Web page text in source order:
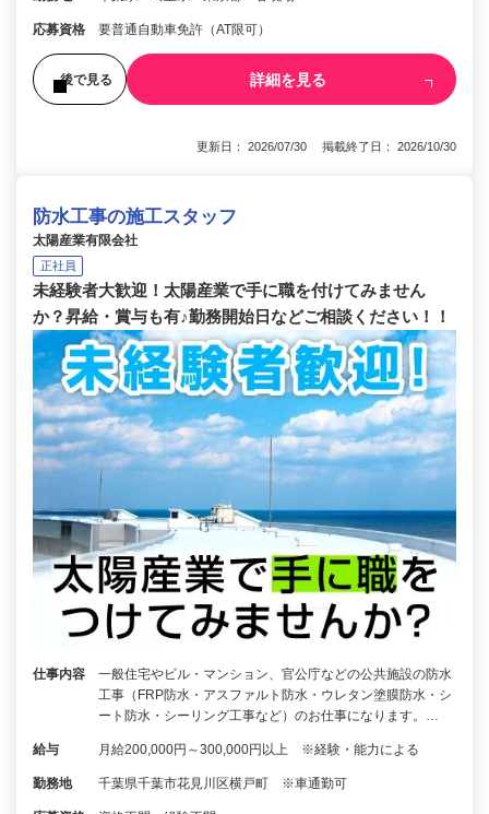
応募資格 要普通自動車免許（AT限可）
後で見る 詳細を見る
更新日： 2026/07/30 掲載終了日： 2026/10/30
防水工事の施工スタッフ
太陽産業有限会社
正社員
未経験者大歓迎！太陽産業で手に職を付けてみません
か？昇給・賞与も有♪勤務開始日などご相談ください！！
仕事内容
一般住宅やビル・マンション、官公庁などの公共施設の防水
工事（FRP防水・アスファルト防水・ウレタン塗膜防水・シ
ート防水・シーリング工事など）のお仕事になります。…
給与 月給200,000円～300,000円以上 ※経験・能力による
勤務地 千葉県千葉市花見川区横戸町 ※車通勤可